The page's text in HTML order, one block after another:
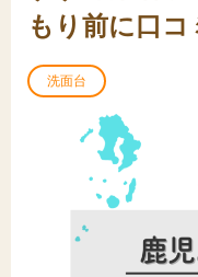
もり前に口
洗面台